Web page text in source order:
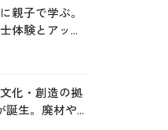
親子で学ぶ。
体験とアップ
化・創造の拠
誕生。廃材や